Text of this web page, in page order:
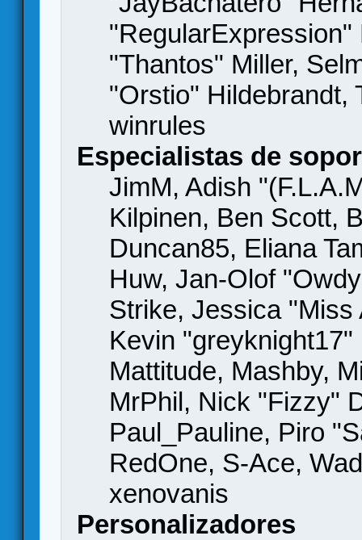
"Thantos" Miller,
"Orstio" Hildebrandt,
winrules
Especialistas de
JimM, Adish
Kilpinen, Ben Scott,
Duncan85, Eliana
Huw, Jan-Olof
Strike, Jessica
Kevin
Mattitude, Mashby,
MrPhil, Nick "Fizzy"
Paul_Pauline, Piro
RedOne, S-Ace,
xenovanis
Personalizadores